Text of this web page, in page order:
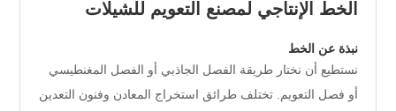
الخط الإنتاجي لمصنع التعويم للشيلات
نبذة عن الخط
نستطيع أن نختار طريقة الفصل الجاذبي أو الفصل المغنطيسي
أو فصل التعويم. تختلف طرائق استخراج المعادن وفنون التعدين